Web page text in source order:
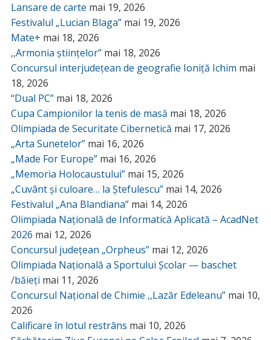
Lansare de carte mai 19, 2026
Festivalul „Lucian Blaga” mai 19, 2026
Mate+ mai 18, 2026
,,Armonia științelor” mai 18, 2026
Concursul interjudețean de geografie Ioniță Ichim mai
18, 2026
“Dual PC” mai 18, 2026
Cupa Campionilor la tenis de masă mai 18, 2026
Olimpiada de Securitate Cibernetică mai 17, 2026
„Arta Sunetelor” mai 16, 2026
„Made For Europe” mai 16, 2026
„Memoria Holocaustului” mai 15, 2026
„Cuvânt și culoare… la Ștefulescu” mai 14, 2026
Festivalul „Ana Blandiana” mai 14, 2026
Olimpiada Națională de Informatică Aplicată – AcadNet
2026 mai 12, 2026
Concursul județean „Orpheus” mai 12, 2026
Olimpiada Națională a Sportului Școlar — baschet
/băieți mai 11, 2026
Concursul Național de Chimie ,,Lazăr Edeleanu” mai 10,
2026
Calificare în lotul restrâns mai 10, 2026